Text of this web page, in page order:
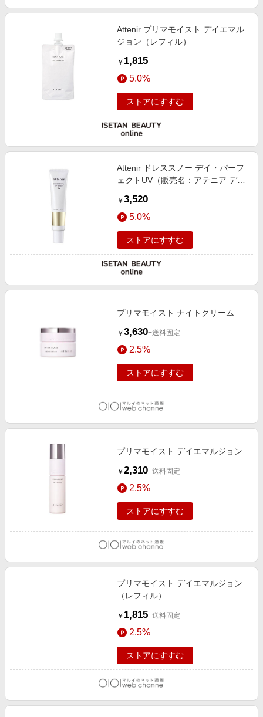
Attenir プリマモイスト デイエマル
ジョン（レフィル）
￥ 1,815
5.0%
ストアにすすむ
Attenir ドレススノー デイ・パーフ
ェクトUV（販売名：アテニア デイ
￥ 3,520
5.0%
ストアにすすむ
プリマモイスト ナイトクリーム
￥ 3,630+送料固定
2.5%
ストアにすすむ
プリマモイスト デイエマルジョン
￥ 2,310+送料固定
2.5%
ストアにすすむ
プリマモイスト デイエマルジョン
（レフィル）
￥ 1,815+送料固定
2.5%
ストアにすすむ